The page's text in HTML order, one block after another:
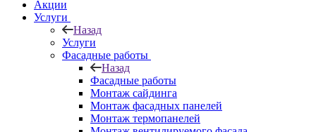
Акции
Услуги
Назад
Услуги
Фасадные работы
Назад
Фасадные работы
Монтаж сайдинга
Монтаж фасадных панелей
Монтаж термопанелей